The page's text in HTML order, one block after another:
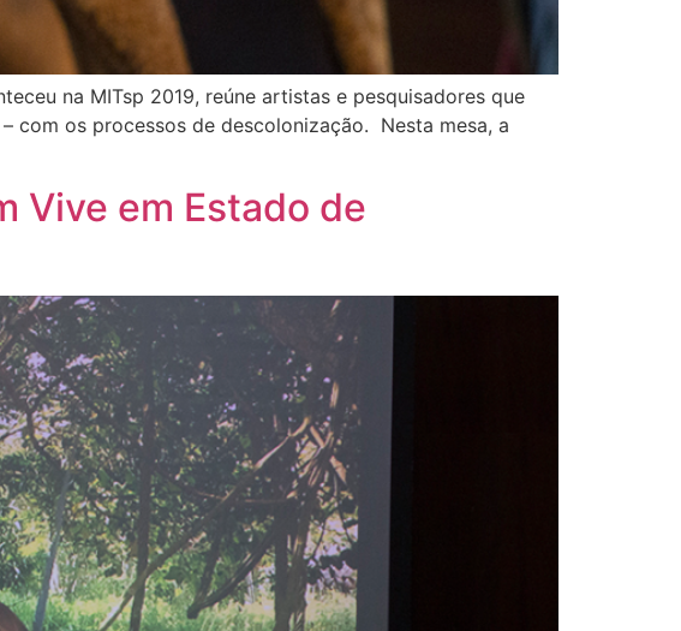
na MITsp 2019, reúne artistas e pesquisadores que
com os processos de descolonização. Nesta mesa, a
Vive em Estado de